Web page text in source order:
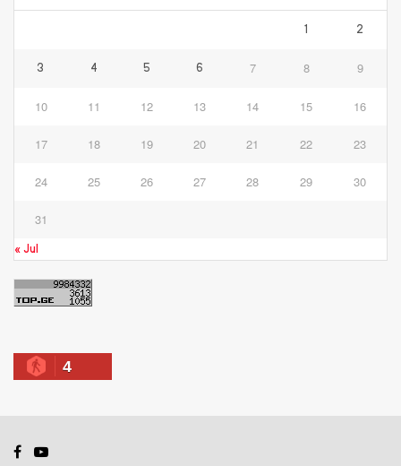
1 2
3 4 5 6 7 8 9
10 11 12 13 14 15 16
17 18 19 20 21 22 23
24 25 26 27 28 29 30
31
« Jul
4